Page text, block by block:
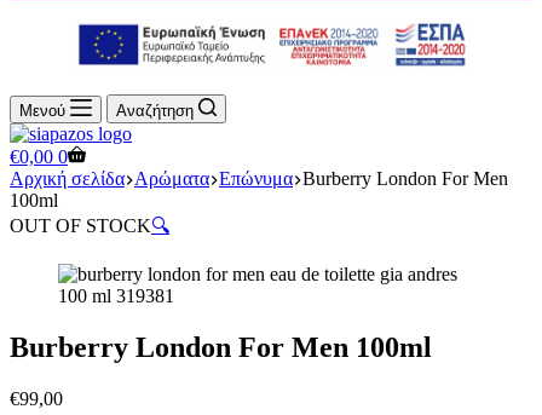
Μενού Αναζήτηση
Shopping
cart
€0,00 0
Αρχική σελίδα Αρώματα Επώνυμα Burberry London For Men
100ml
OUT OF STOCK🔍
Burberry London For Men 100ml
€99,00